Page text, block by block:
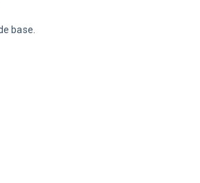
base.